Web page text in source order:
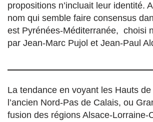
propositions n’incluait leur identité.
nom qui semble faire consensus
est Pyrénées-Méditerranée, choisi
par Jean-Marc Pujol et Jean-Paul
La tendance en voyant les Hauts
l’ancien Nord-Pas de Calais, ou
fusion des régions Alsace-Lorraine-